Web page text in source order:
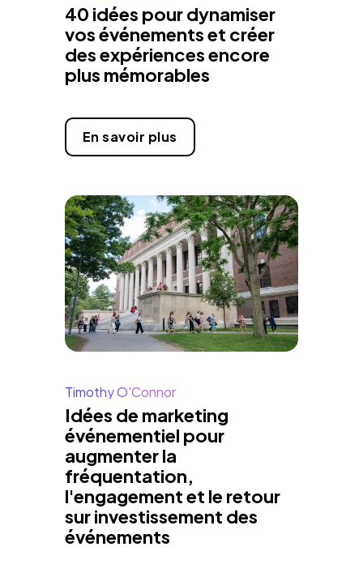
40 idées pour dynamiser
vos événements et créer
des expériences encore
plus mémorables
En savoir plus
Timothy O'Connor
Idées de marketing
événementiel pour
augmenter la
fréquentation,
l'engagement et le retour
sur investissement des
événements